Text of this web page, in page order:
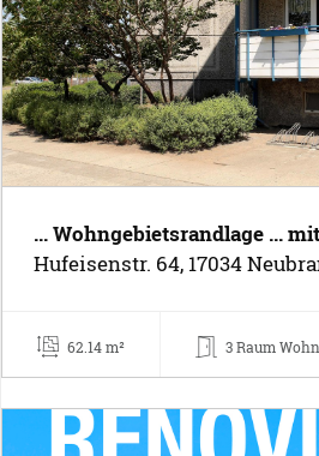
... Wohngebietsrandlage ...
Hufeisenstr. 64, 17034
62.14 m² 3 Raum